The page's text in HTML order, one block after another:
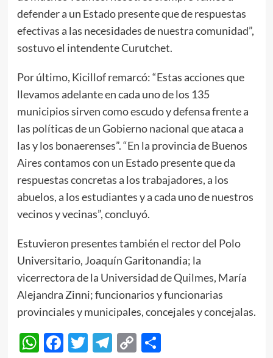
defender a un Estado presente que de respuestas
efectivas a las necesidades de nuestra comunidad”,
sostuvo el intendente Curutchet.
Por último, Kicillof remarcó: “Estas acciones que
llevamos adelante en cada uno de los 135
municipios sirven como escudo y defensa frente a
las políticas de un Gobierno nacional que ataca a
las y los bonaerenses”. “En la provincia de Buenos
Aires contamos con un Estado presente que da
respuestas concretas a los trabajadores, a los
abuelos, a los estudiantes y a cada uno de nuestros
vecinos y vecinas”, concluyó.
Estuvieron presentes también el rector del Polo
Universitario, Joaquín Garitonandia; la
vicerrectora de la Universidad de Quilmes, María
Alejandra Zinni; funcionarios y funcionarias
provinciales y municipales, concejales y concejalas.
WhatsApp
Facebook
Twitter
Telegram
CopyCompartir